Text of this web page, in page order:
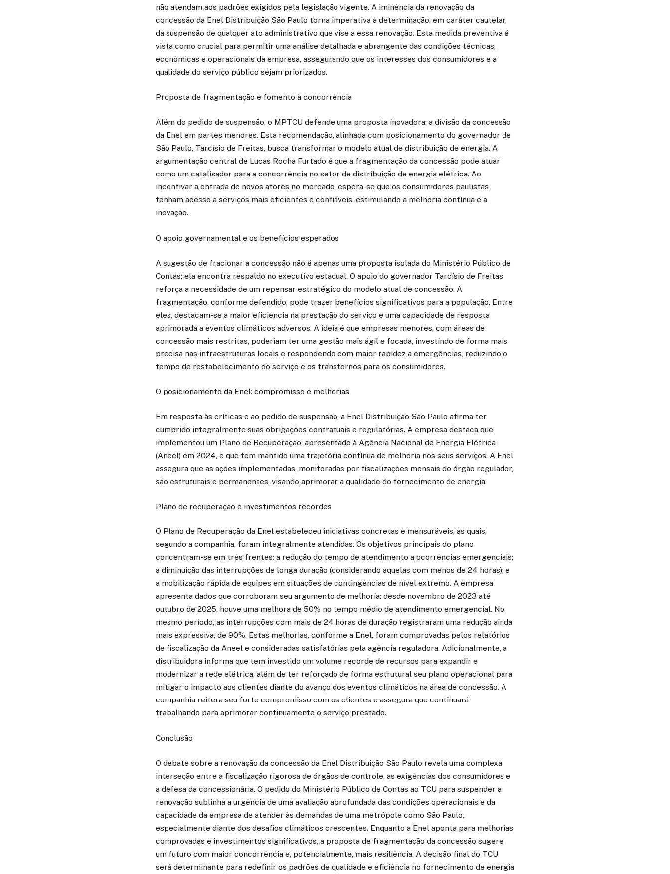
não atendam aos padrões exigidos pela legislação vigente. A iminência da renovação da
concessão da Enel Distribuição São Paulo torna imperativa a determinação, em caráter cautelar,
da suspensão de qualquer ato administrativo que vise a essa renovação. Esta medida preventiva é
vista como crucial para permitir uma análise detalhada e abrangente das condições técnicas,
econômicas e operacionais da empresa, assegurando que os interesses dos consumidores e a
qualidade do serviço público sejam priorizados.
Proposta de fragmentação e fomento à concorrência
Além do pedido de suspensão, o MPTCU defende uma proposta inovadora: a divisão da concessão
da Enel em partes menores. Esta recomendação, alinhada com posicionamento do governador de
São Paulo, Tarcísio de Freitas, busca transformar o modelo atual de distribuição de energia. A
argumentação central de Lucas Rocha Furtado é que a fragmentação da concessão pode atuar
como um catalisador para a concorrência no setor de distribuição de energia elétrica. Ao
incentivar a entrada de novos atores no mercado, espera-se que os consumidores paulistas
tenham acesso a serviços mais eficientes e confiáveis, estimulando a melhoria contínua e a
inovação.
O apoio governamental e os benefícios esperados
A sugestão de fracionar a concessão não é apenas uma proposta isolada do Ministério Público de
Contas; ela encontra respaldo no executivo estadual. O apoio do governador Tarcísio de Freitas
reforça a necessidade de um repensar estratégico do modelo atual de concessão. A
fragmentação, conforme defendido, pode trazer benefícios significativos para a população. Entre
eles, destacam-se a maior eficiência na prestação do serviço e uma capacidade de resposta
aprimorada a eventos climáticos adversos. A ideia é que empresas menores, com áreas de
concessão mais restritas, poderiam ter uma gestão mais ágil e focada, investindo de forma mais
precisa nas infraestruturas locais e respondendo com maior rapidez a emergências, reduzindo o
tempo de restabelecimento do serviço e os transtornos para os consumidores.
O posicionamento da Enel: compromisso e melhorias
Em resposta às críticas e ao pedido de suspensão, a Enel Distribuição São Paulo afirma ter
cumprido integralmente suas obrigações contratuais e regulatórias. A empresa destaca que
implementou um Plano de Recuperação, apresentado à Agência Nacional de Energia Elétrica
(Aneel) em 2024, e que tem mantido uma trajetória contínua de melhoria nos seus serviços. A Enel
assegura que as ações implementadas, monitoradas por fiscalizações mensais do órgão regulador,
são estruturais e permanentes, visando aprimorar a qualidade do fornecimento de energia.
Plano de recuperação e investimentos recordes
O Plano de Recuperação da Enel estabeleceu iniciativas concretas e mensuráveis, as quais,
segundo a companhia, foram integralmente atendidas. Os objetivos principais do plano
concentram-se em três frentes: a redução do tempo de atendimento a ocorrências emergenciais;
a diminuição das interrupções de longa duração (considerando aquelas com menos de 24 horas); e
a mobilização rápida de equipes em situações de contingências de nível extremo. A empresa
apresenta dados que corroboram seu argumento de melhoria: desde novembro de 2023 até
outubro de 2025, houve uma melhora de 50% no tempo médio de atendimento emergencial. No
mesmo período, as interrupções com mais de 24 horas de duração registraram uma redução ainda
mais expressiva, de 90%. Estas melhorias, conforme a Enel, foram comprovadas pelos relatórios
de fiscalização da Aneel e consideradas satisfatórias pela agência reguladora. Adicionalmente, a
distribuidora informa que tem investido um volume recorde de recursos para expandir e
modernizar a rede elétrica, além de ter reforçado de forma estrutural seu plano operacional para
mitigar o impacto aos clientes diante do avanço dos eventos climáticos na área de concessão. A
companhia reitera seu forte compromisso com os clientes e assegura que continuará
trabalhando para aprimorar continuamente o serviço prestado.
Conclusão
O debate sobre a renovação da concessão da Enel Distribuição São Paulo revela uma complexa
interseção entre a fiscalização rigorosa de órgãos de controle, as exigências dos consumidores e
a defesa da concessionária. O pedido do Ministério Público de Contas ao TCU para suspender a
renovação sublinha a urgência de uma avaliação aprofundada das condições operacionais e da
capacidade da empresa de atender às demandas de uma metrópole como São Paulo,
especialmente diante dos desafios climáticos crescentes. Enquanto a Enel aponta para melhorias
comprovadas e investimentos significativos, a proposta de fragmentação da concessão sugere
um futuro com maior concorrência e, potencialmente, mais resiliência. A decisão final do TCU
será determinante para redefinir os padrões de qualidade e eficiência no fornecimento de energia